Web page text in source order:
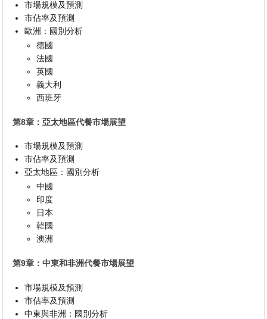
市場規模及預測
市佔率及預測
歐洲：國別分析
德國
法國
英國
義大利
西班牙
第8章：亞太地區代餐市場展望
市場規模及預測
市佔率及預測
亞太地區：國別分析
中國
印度
日本
韓國
澳洲
第9章：中東和非洲代餐市場展望
市場規模及預測
市佔率及預測
中東與非洲：國別分析